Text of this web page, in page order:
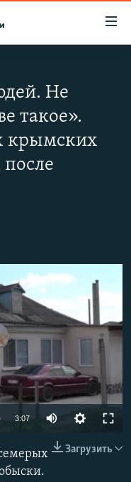
СОПРОТИВЛЕНИЯ
Не
такое».
крымских
после
available
3:07
240p
Загрузить